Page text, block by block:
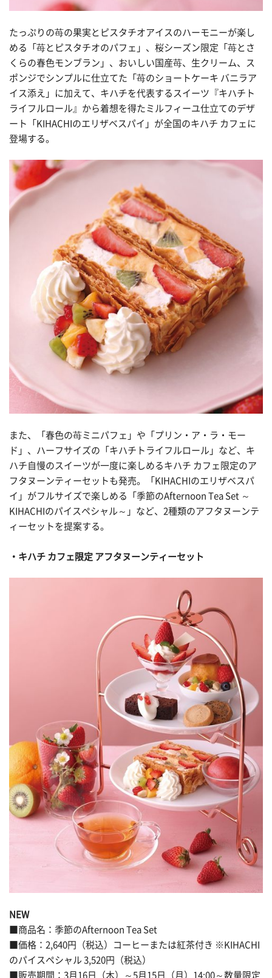
たっぷりの苺の果実とピスタチオアイスのハーモニーが楽し
める「苺とピスタチオのパフェ」、桜シーズン限定「苺とさ
くらの春色モンブラン」、おいしい国産苺、生クリーム、ス
ポンジでシンプルに仕立てた「苺のショートケーキ バニラア
イス添え」に加えて、キハチを代表するスイーツ『キハチト
ライフルロール』から着想を得たミルフィーユ仕立てのデザ
ート「KIHACHIのエリザベスパイ」が全国のキハチ カフェに
登場する。
また、「春色の苺ミニパフェ」や「プリン・ア・ラ・モー
ド」、ハーフサイズの「キハチトライフルロール」など、キ
ハチ自慢のスイーツが一度に楽しめるキハチ カフェ限定のア
フタヌーンティーセットも発売。「KIHACHIのエリザベスパ
イ」がフルサイズで楽しめる「季節のAfternoon Tea Set ～
KIHACHIのパイスペシャル～」など、2種類のアフタヌーンテ
ィーセットを提案する。
・キハチ カフェ限定 アフタヌーンティーセット
NEW
■商品名：季節のAfternoon Tea Set
■価格：2,640円（税込）コーヒーまたは紅茶付き ※KIHACHI
のパイスペシャル 3,520円（税込）
■販売期間：3月16日（木）～5月15日（月）14:00～数量限定